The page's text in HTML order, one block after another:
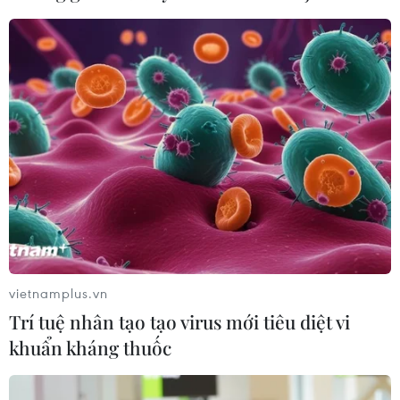
07/08/2026 10:56
Thụy Sĩ khó đạt mục tiêu giảm phát
thải khí nhà kính vào năm 2030
07/08/2026 09:42
Bão Dolphin càn quét các đảo miền
Nam Nhật Bản, sân bay Okinawa
phải đóng cửa
07/08/2026 09:10
Từ ngày 9/8, cảnh báo nắng nóng
diện rộng ở khu vực Bắc Bộ và Trung
vietnamplus.vn
Trí tuệ nhân tạo tạo virus mới tiêu diệt vi
khuẩn kháng thuốc